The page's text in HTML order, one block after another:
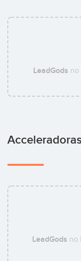
LeadGods no
LeadGods no